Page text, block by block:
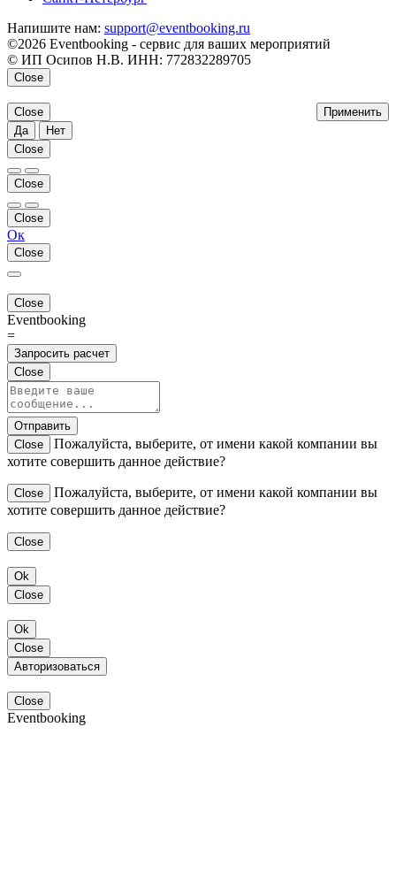
Напишите нам: support@eventbooking.ru
©2026 Eventbooking - сервис для ваших мероприятий
© ИП Осипов Н.В. ИНН: 772832289705
Close
Применить
Close
Да
Нет
Close
Close
Close
Ок
Close
Close
Eventbooking
=
Запросить расчет
Close
Отправить
Close
Пожалуйста, выберите, от имени какой компании вы
хотите совершить данное действие?
Close
Пожалуйста, выберите, от имени какой компании вы
хотите совершить данное действие?
Close
Ok
Close
Ok
Close
Авторизоваться
Close
Eventbooking